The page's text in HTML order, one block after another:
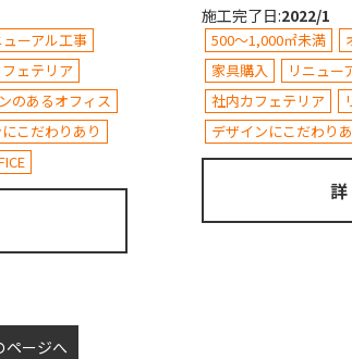
ューアル工事
ェテリア
のあるオフィス
こだわりあり
施工完了日:2022/1
500～1,000㎡未満
家具購入
リニュー
社内カフェテリア
デザインにこだわり
ページへ